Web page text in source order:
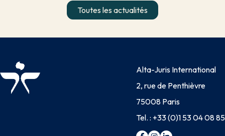
Toutes les actualités
Alta-Juris International
2, rue de Penthièvre
75008 Paris
Tel. : +33 (0)1 53 04 08 85